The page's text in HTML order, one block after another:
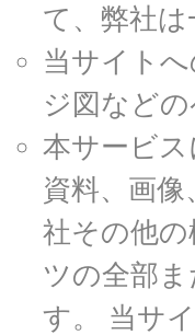
て、弊社
当サイト
ジ図など
本サービ
資料、画
社その他
ツの全部
す。 当サ